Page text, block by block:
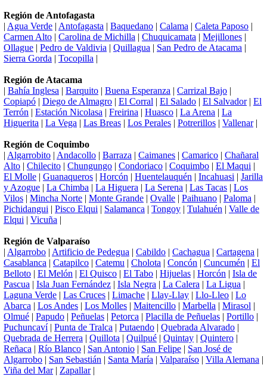
Región de Antofagasta
| Agua Verde | Antofagasta | Baquedano | Calama | Caleta Paposo |
Carmen Alto | Carolina de Michilla | Chuquicamata | Mejillones |
Ollague | Pedro de Valdivia | Quillagua | San Pedro de Atacama |
Sierra Gorda | Tocopilla |
Región de Atacama
| Bahía Inglesa | Barquito | Buena Esperanza | Carrizal Bajo |
Copiapó | Diego de Almagro | El Corral | El Salado | El Salvador| El
Terrón | Estación Nicolasa | Freirina | Huasco | La Arena | La
Higuerita | La Vega | Las Breas | Los Perales | Potrerillos | Vallenar|
Región de Coquimbo
| Algarrobito | Andacollo | Barraza | Caimanes | Camarico | Chañaral
Alto | Chilecito | Chungungo | Condoriaco | Coquimbo | El Maqui |
El Molle | Guanaqueros | Horcón | Huentelauquén | Incahuasi | Jarilla
y Azogue | La Chimba | La Higuera | La Serena | Las Tacas | Los
Vilos | Mincha Norte | Monte Grande | Ovalle | Paihuano | Paloma |
Pichidangui | Pisco Elqui | Salamanca | Tongoy | Tulahuén | Valle de
Elqui | Vicuña |
Región de Valparaíso
| Algarrobo | Artificio de Pedegua | Cabildo | Cachagua | Cartagena |
Casablanca | Catapilco | Catemu | Cholota | Concón | Cuncumén | El
Belloto | El Melón | El Quisco | El Tabo | Hijuelas | Horcón | Isla de
Pascua | Isla Juan Fernández | Isla Negra | La Calera | La Ligua |
Laguna Verde | Las Cruces | Limache | Llay-Llay | Llo-Lleo | Lo
Abarca | Los Andes | Los Molles | Maitencillo | Marbella | Mirasol |
Olmué | Papudo | Peñuelas | Petorca | Placilla de Peñuelas | Portillo |
Puchuncaví| Punta de Tralca | Putaendo | Quebrada Alvarado |
Quebrada de Herrera | Quillota | Quilpué | Quintay | Quintero |
Reñaca | Río Blanco | San Antonio | San Felipe | San José de
Algarrobo | San Sebastián | Santa María | Valparaíso | Villa Alemana |
Viña del Mar| Zapallar|